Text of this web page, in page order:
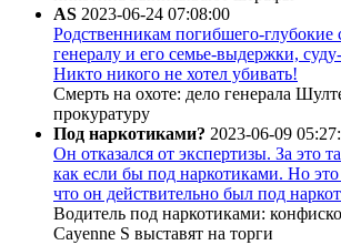
AS 2023-06-24 07:08:00
Родственникам погибшего-глубокие
генералу и его семье-выдержки,
Никто никого не хотел убивать!
Смерть на охоте: дело генерала
прокуратуру
Под наркотиками? 2023-06-09
Он отказался от экспертизы. За это
как если бы под наркотиками. Но это
что он действительно был под
Водитель под наркотиками:
Cayenne S выставят на торги